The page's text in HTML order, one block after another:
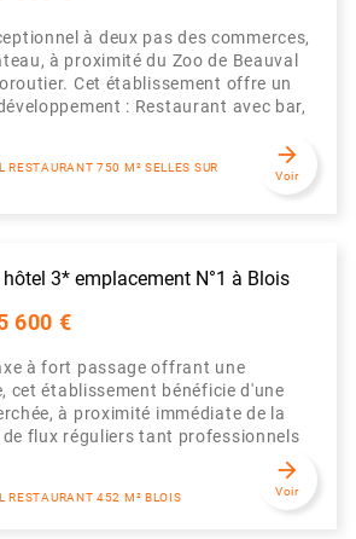
à deux pas des commerces,
à proximité du Zoo de Beauval
Cet établissement offre un
: Restaurant avec bar,
RESTAURANT 750 M² SELLES SUR
arrow_forward
Voir
3* emplacement N°1 à Blois
600 €
à fort passage offrant une
cet établissement bénéficie d'une
à proximité immédiate de la
flux réguliers tant professionnels
RESTAURANT 452 M² BLOIS
arrow_forward
Voir